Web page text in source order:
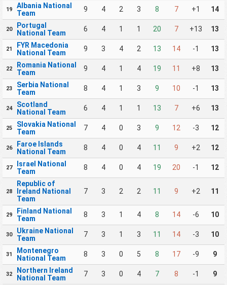
19
Albania National
Team
9 4 2 3 8 7 +1 14
20
Portugal
National Team
6 4 1 1 20 7 +13 13
21
FYR Macedonia
National Team
9 3 4 2 13 14 -1 13
22
Romania National
Team
9 4 1 4 19 11 +8 13
23
Serbia National
Team
8 4 1 3 9 10 -1 13
24
Scotland
National Team
6 4 1 1 13 7 +6 13
25
Slovakia National
Team
7 4 0 3 9 12 -3 12
26
Faroe Islands
National Team
8 4 0 4 11 9 +2 12
27
Israel National
Team
8 4 0 4 19 20 -1 12
28
Republic of
Ireland National
Team
7 3 2 2 11 9 +2 11
29
Finland National
Team
8 3 1 4 8 14 -6 10
30
Ukraine National
Team
7 3 1 3 11 14 -3 10
31
Montenegro
National Team
8 3 0 5 8 17 -9 9
32
Northern Ireland
National Team
7 3 0 4 7 8 -1 9